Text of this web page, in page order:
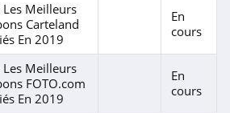
Les Meilleurs
Carteland
En 2019
En
cours
Les Meilleurs
FOTO.com
En 2019
En
cours